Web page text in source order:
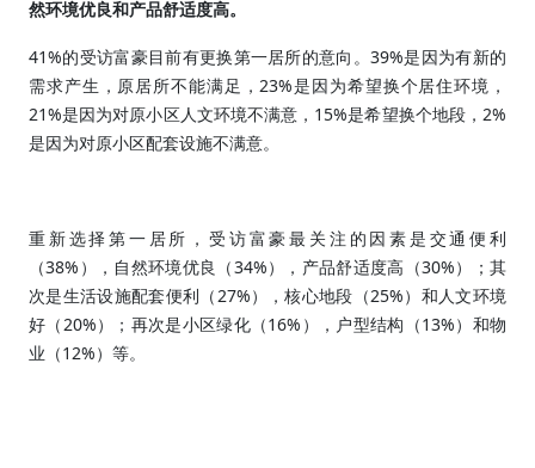
然环境优良和产品舒适度高。
41%的受访富豪目前有更换第一居所的意向。39%是因为有新的
需求产生，原居所不能满足，23%是因为希望换个居住环境，
21%是因为对原小区人文环境不满意， 15%是希望换个地段，2%
是因为对原小区配套设施不满意。
重新选择第一居所，受访富豪最关注的因素是交通便利
（38% ），自然环境优良（ 34% ），产品舒适度高（30% ）；其
次是生活设施配套便利（ 27% ），核心地段（25% ）和人文环境
好（ 20% ）；再次是小区绿化（ 16% ），户型结构（ 13% ）和物
业（ 12% ）等。